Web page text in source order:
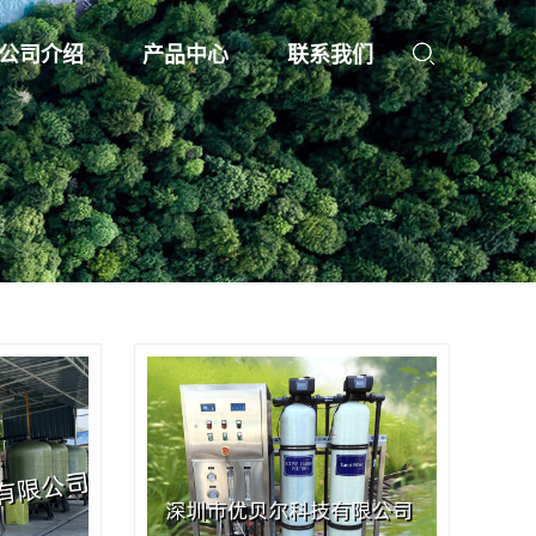
司介绍 产品中心 联系我们